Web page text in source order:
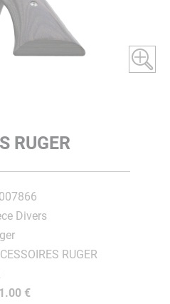
RUGER
Divers
RUGER
€